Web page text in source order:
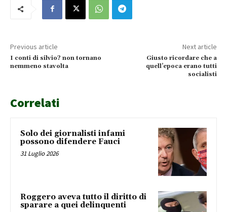
Previous article
I conti di silvio? non tornano
nemmeno stavolta
Next article
Giusto ricordare che a
quell’epoca erano tutti
socialisti
Correlati
Solo dei giornalisti infami
possono difendere Fauci
31 Luglio 2026
Roggero aveva tutto il diritto di
sparare a quei delinquenti